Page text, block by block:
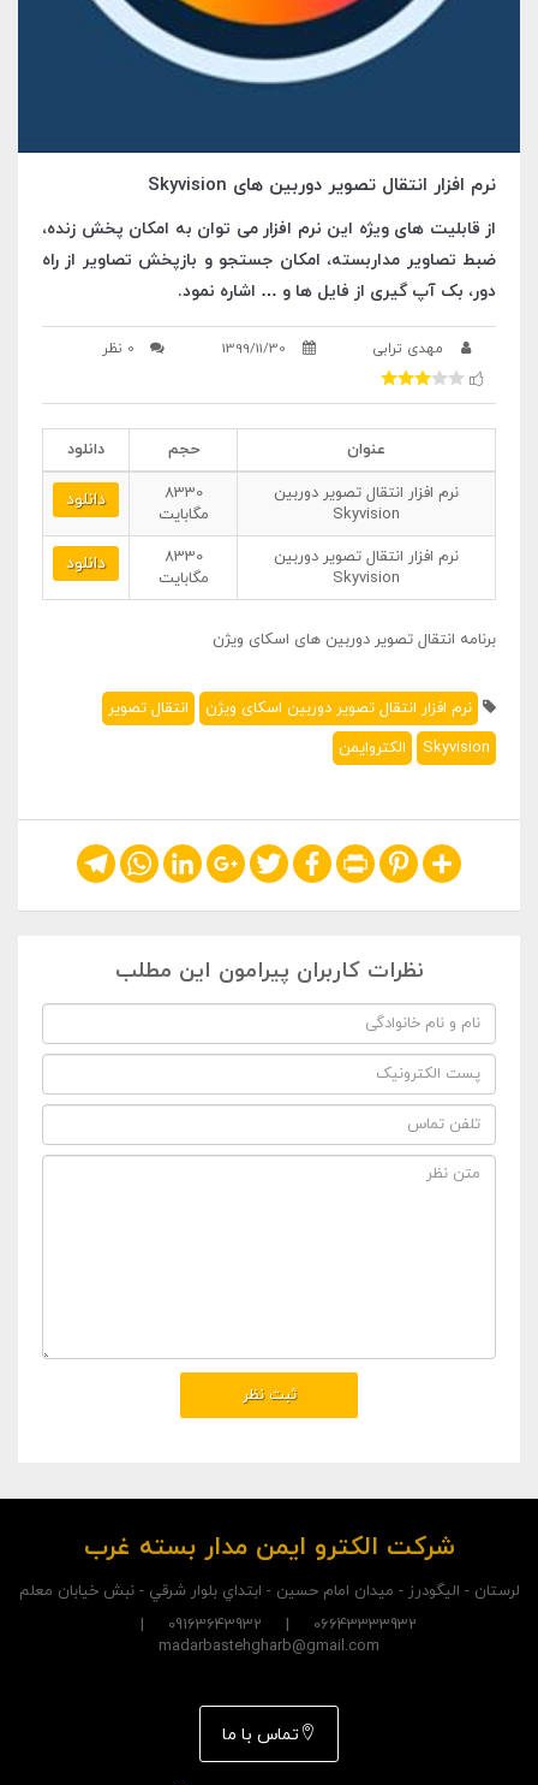
نرم افزار انتقال تصویر دوربین های Skyvision
از قابلیت های ویژه این نرم افزار می توان به امکان پخش زنده،
ضبط تصاویر مداربسته، امکان جستجو و بازپخش تصاویر از راه
دور، بک آپ گیری از فایل ها و … اشاره نمود.
مهدی ترابی 1399/11/30 0 نظر
عنوان حجم
دانلود
نرم افزار انتقال تصویر دوربین
Skyvision
8330
مگابایت
دانلود
نرم افزار انتقال تصویر دوربین
Skyvision
8330
مگابایت
دانلود
برنامه انتقال تصویر دوربین های اسکای ویژن
نرم افزار انتقال تصویر دوربین اسکای ویژن
انتقال تصویر
Skyvision
الکتروایمن
Share
Pinterest
Print
Facebook
Twitter
Google+
LinkedIn
WhatsApp
Telegram
نظرات کاربران پیرامون این مطلب
شرکت الکترو ايمن مدار بسته غرب
لرستان - اليگودرز - ميدان امام حسين - ابتداي بلوار شرقي - نبش خيابان معلم
madarbastehgharb@gmail.com
تماس با ما